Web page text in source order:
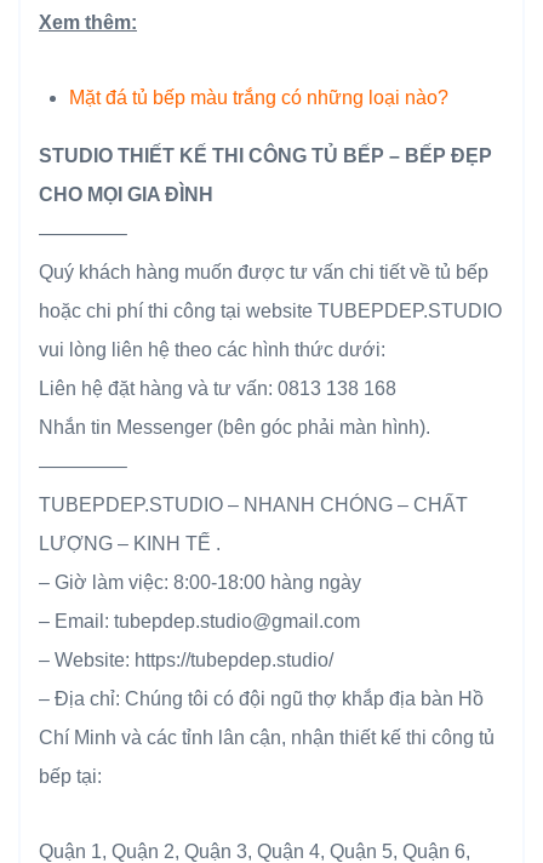
Xem thêm:
Mặt đá tủ bếp màu trắng có những loại nào?
STUDIO THIẾT KẾ THI CÔNG TỦ BẾP – BẾP ĐẸP
CHO MỌI GIA ĐÌNH
————–
Quý khách hàng muốn được tư vấn chi tiết về tủ bếp
hoặc chi phí thi công tại website TUBEPDEP.STUDIO
vui lòng liên hệ theo các hình thức dưới:
Liên hệ đặt hàng và tư vấn: 0813 138 168
Nhắn tin Messenger (bên góc phải màn hình).
————–
TUBEPDEP.STUDIO – NHANH CHÓNG – CHẤT
LƯỢNG – KINH TẾ .
– Giờ làm việc: 8:00-18:00 hàng ngày
– Email: tubepdep.studio@gmail.com
– Website: https://tubepdep.studio/
– Địa chỉ: Chúng tôi có đội ngũ thợ khắp địa bàn Hồ
Chí Minh và các tỉnh lân cận, nhận thiết kế thi công tủ
bếp tại:
Quận 1, Quận 2, Quận 3, Quận 4, Quận 5, Quận 6,